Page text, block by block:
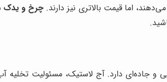
اما قیمت بالاتری نیز دارند. چرخ و یدک
دارد. آج لاستیک، مسئولیت تخلیه